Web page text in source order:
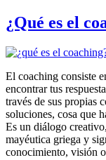
¿Qué es el
El coaching consiste
encontrar tus
través de sus propias
soluciones, cosa que
Es un diálogo
mayéutica griega y
conocimiento, visión